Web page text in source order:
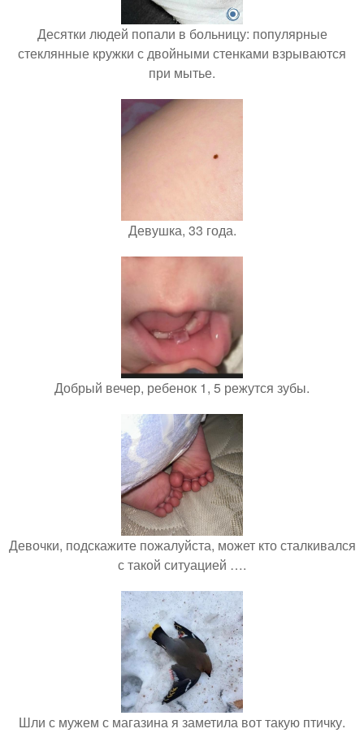
Десятки людей попали в больницу: популярные
стеклянные кружки с двойными стенками взрываются
при мытье.
Девушка, 33 года.
Добрый вечер, ребенок 1, 5 режутся зубы.
Девочки, подскажите пожалуйста, может кто сталкивался
с такой ситуацией ….
Шли с мужем с магазина я заметила вот такую птичку.